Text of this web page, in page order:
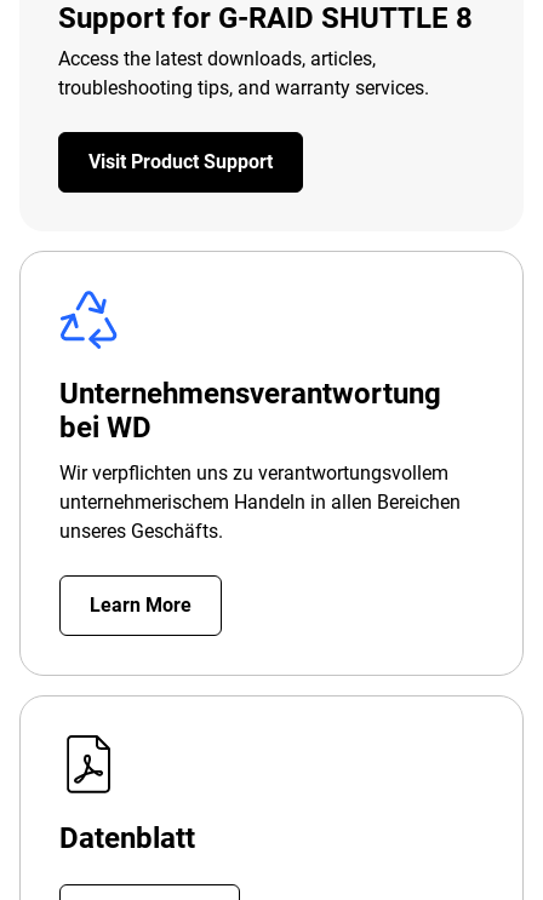
Support for G-RAID SHUTTLE 8
Access the latest downloads, articles,
troubleshooting tips, and warranty services.
Visit Product Support
Unternehmensverantwortung
bei WD
Wir verpflichten uns zu verantwortungsvollem
unternehmerischem Handeln in allen Bereichen
unseres Geschäfts.
Learn More
Datenblatt